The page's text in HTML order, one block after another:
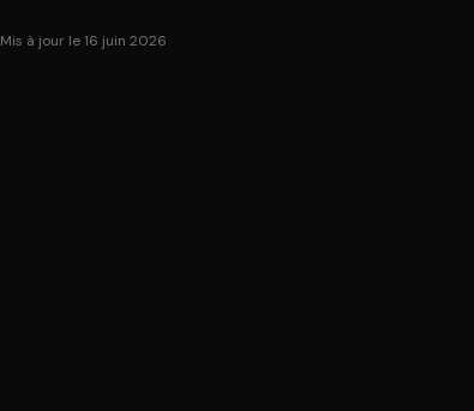
Mis à jour le 16 juin 2026